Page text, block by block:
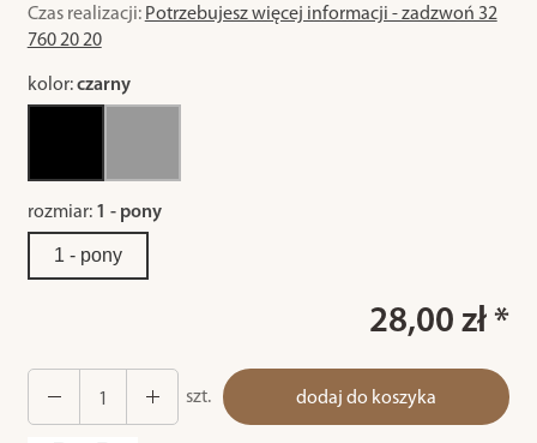
Czas realizacji: Potrzebujesz więcej informacji - zadzwoń 32
760 20 20
kolor:czarny
rozmiar: 1 - pony
1 - pony
28,00 zł *
szt. dodaj do koszyka